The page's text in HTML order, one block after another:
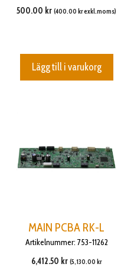
500.00 kr (400.00 krexkl.moms)
Lägg till i varukorg
MAIN PCBA RK-L
Artikelnummer: 753-11262
6,412.50 kr (5,130.00 kr